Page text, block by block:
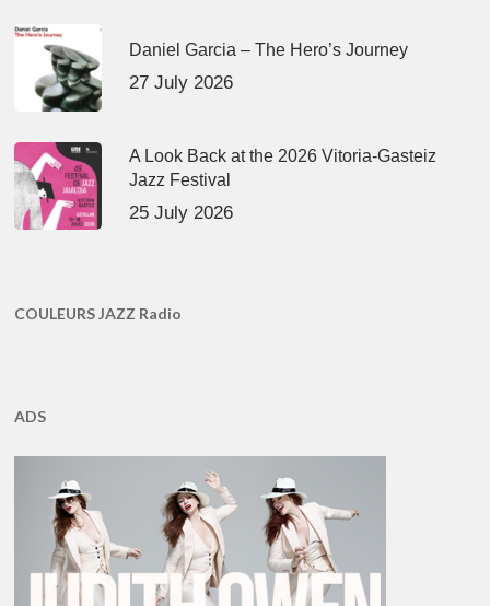
Daniel Garcia – The Hero’s Journey
27 July 2026
A Look Back at the 2026 Vitoria-Gasteiz
Jazz Festival
25 July 2026
COULEURS JAZZ Radio
ADS